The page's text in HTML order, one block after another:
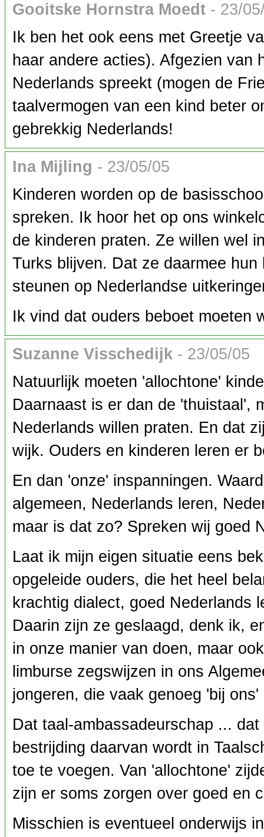
Gooitske Hornstra Moedt - 23/
Ik ben het ook eens met Greetje
haar andere acties). Afgezien
Nederlands spreekt (mogen de
taalvermogen van een kind beter
gebrekkig Nederlands!
Ina Mijling - 23/05/05
Kinderen worden op de
spreken. Ik hoor het op ons
de kinderen praten. Ze willen wel
Turks blijven. Dat ze daarmee
steunen op Nederlandse
Ik vind dat ouders beboet moeten
Suzanne Visschedijk - 23/05/05
Natuurlijk moeten 'allochtone'
Daarnaast is er dan de 'thuistaal',
Nederlands willen praten. En dat
wijk. Ouders en kinderen leren er
En dan 'onze' inspanningen.
algemeen, Nederlands leren,
maar is dat zo? Spreken wij goed
Laat ik mijn eigen situatie eens
opgeleide ouders, die het heel
krachtig dialect, goed Nederlands
Daarin zijn ze geslaagd, denk ik,
in onze manier van doen, maar
limburse zegswijzen in ons
jongeren, die vaak genoeg 'bij
Dat taal-ambassadeurschap ...
bestrijding daarvan wordt in
toe te voegen. Van 'allochtone'
zijn er soms zorgen over goed en
Misschien is eventueel onderwijs